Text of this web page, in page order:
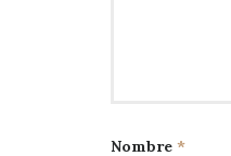
Nombre *